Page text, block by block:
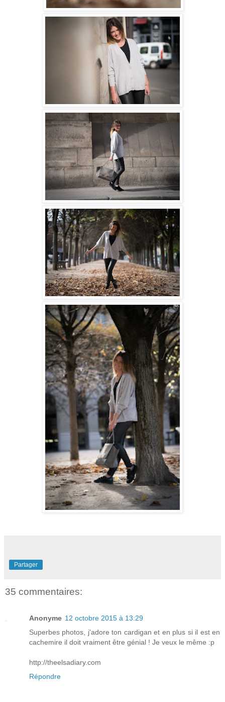
Partager
35 commentaires:
Anonyme 12 octobre 2015 à 13:29
Superbes photos, j'adore ton cardigan et en plus si il est en
cachemire il doit vraiment être génial ! Je veux le même :p
http://theelsadiary.com
Répondre